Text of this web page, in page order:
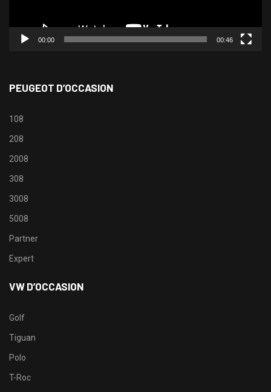
00:00 00:46
PEUGEOT D’OCCASION
108
208
2008
308
3008
5008
Partner
Expert
VW D’OCCASION
Golf
Tiguan
Polo
T-Roc